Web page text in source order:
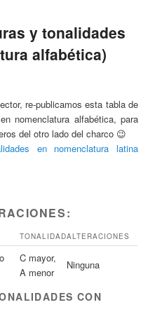
y tonalidades
alfabética)
re-publicamos esta tabla de
nomenclatura alfabética, para
del otro lado del charco 😉
en nomenclatura latina
TONALIDADALTERACIONES
C mayor,
A menor
Ninguna
CON